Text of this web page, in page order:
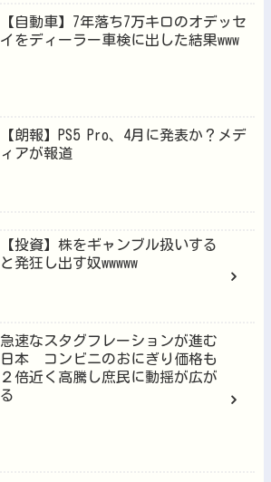
【自動車】7年落ち7万キロのオデッセ
イをディーラー車検に出した結果www
【朗報】PS5 Pro、4月に発表か？メデ
ィアが報道
【投資】株をギャンブル扱いする
と発狂し出す奴wwwww
急速なスタグフレーションが進む
日本 コンビニのおにぎり価格も
２倍近く高騰し庶民に動揺が広が
る